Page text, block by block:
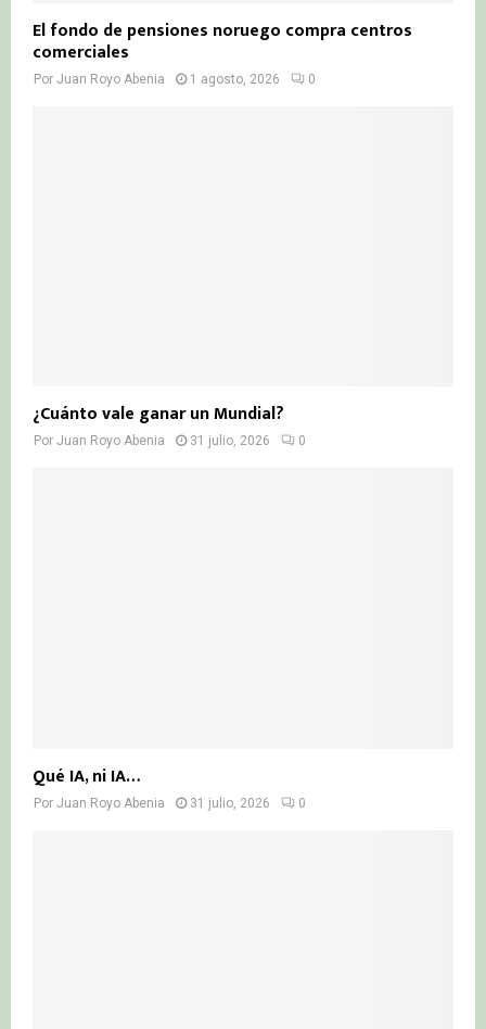
El fondo de pensiones noruego compra centros
comerciales
Por Juan Royo Abenia 1 agosto, 2026 0
¿Cuánto vale ganar un Mundial?
Por Juan Royo Abenia 31 julio, 2026 0
Qué IA, ni IA…
Por Juan Royo Abenia 31 julio, 2026 0